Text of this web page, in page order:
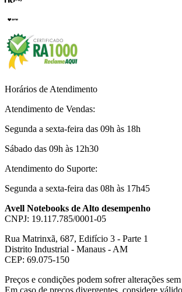
Horários de Atendimento
Atendimento de Vendas:
Segunda a sexta-feira das 09h às 18h
Sábado das 09h às 12h30
Atendimento do Suporte:
Segunda a sexta-feira das 08h às 17h45
Avell Notebooks de Alto desempenho
CNPJ: 19.117.785/0001-05
Rua Matrinxã, 687, Edifício 3 - Parte 1
Distrito Industrial - Manaus - AM
CEP: 69.075-150
Preços e condições podem sofrer alterações
Em caso de preços divergentes, considere